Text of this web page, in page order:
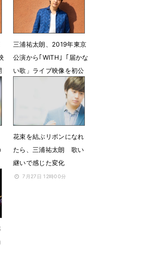
三浦祐太朗、2019年東京
公演から｢WITH｣「届かな
い歌」ライブ映像を初公
花束を結ぶリボンになれ
たら、三浦祐太朗 歌い
継いで感じた変化
7月27日 12時00分